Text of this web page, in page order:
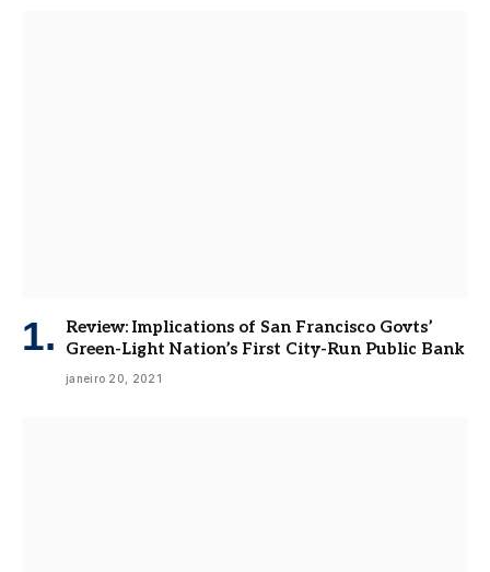
Review: Implications of San Francisco Govts’
Green-Light Nation’s First City-Run Public Bank
janeiro 20, 2021